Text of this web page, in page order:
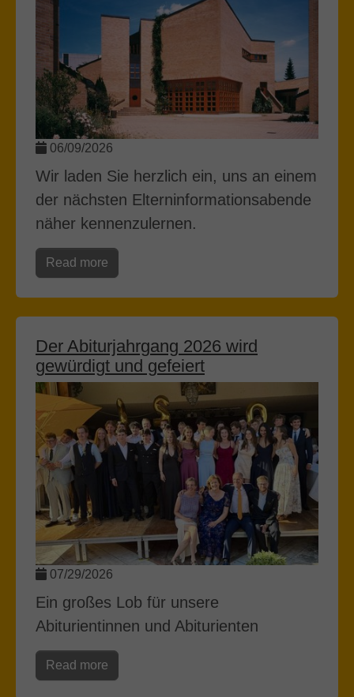
06/09/2026
Wir laden Sie herzlich ein, uns an einem
der nächsten Elterninformationsabende
näher kennenzulernen.
Read more
Der Abiturjahrgang 2026 wird
gewürdigt und gefeiert
07/29/2026
Ein großes Lob für unsere
Abiturientinnen und Abiturienten
Read more